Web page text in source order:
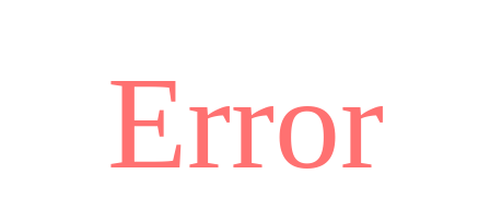
Error